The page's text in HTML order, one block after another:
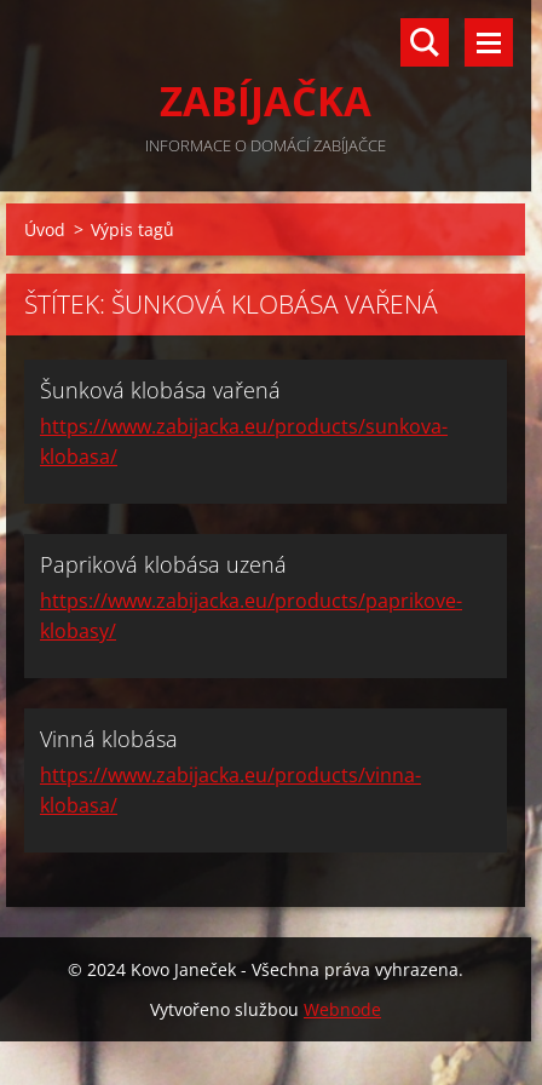
ZABÍJAČKA
INFORMACE O DOMÁCÍ ZABÍJAČCE
Úvod > Výpis tagů
ŠTÍTEK: ŠUNKOVÁ KLOBÁSA VAŘENÁ
Šunková klobása vařená
https://www.zabijacka.eu/products/sunkova-
klobasa/
Papriková klobása uzená
https://www.zabijacka.eu/products/paprikove-
klobasy/
Vinná klobása
https://www.zabijacka.eu/products/vinna-
klobasa/
© 2024 Kovo Janeček - Všechna práva vyhrazena.
Vytvořeno službouWebnode